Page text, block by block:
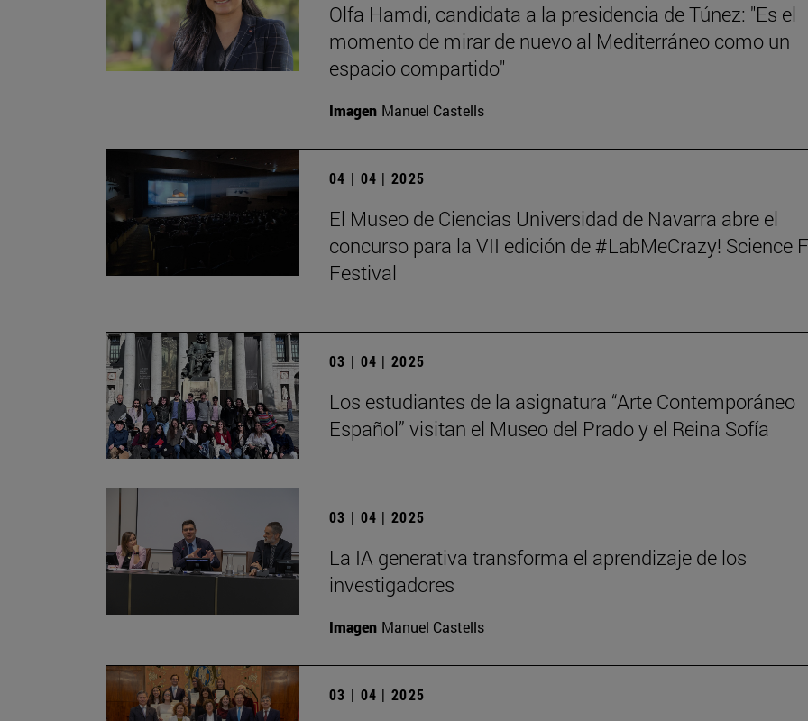
Olfa Hamdi, candidata a la presidencia de Túnez: "Es el
momento de mirar de nuevo al Mediterráneo como un
espacio compartido"
Imagen Manuel Castells
04 | 04 | 2025
El Museo de Ciencias Universidad de Navarra abre el
concurso para la VII edición de #LabMeCrazy! Science
Festival
03 | 04 | 2025
Los estudiantes de la asignatura “Arte Contemporáneo
Español” visitan el Museo del Prado y el Reina Sofía
03 | 04 | 2025
La IA generativa transforma el aprendizaje de los
investigadores
Imagen Manuel Castells
03 | 04 | 2025